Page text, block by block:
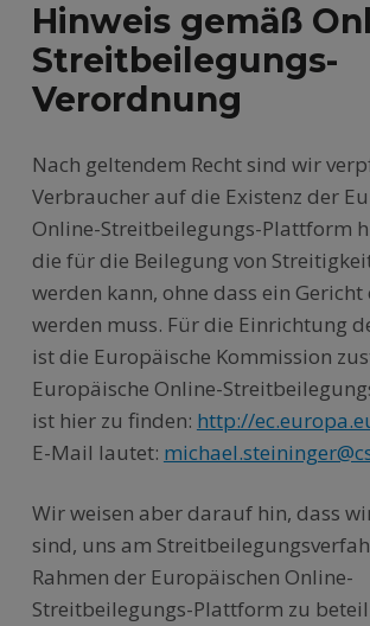
Hinweis gemäß
Streitbeilegungs-
Verordnung
Nach geltendem Recht sind wir
Verbraucher auf die Existenz der
Online-Streitbeilegungs-Plattform
die für die Beilegung von
werden kann, ohne dass ein
werden muss. Für die Einrichtung
ist die Europäische Kommission
Europäische Online-
ist hier zu finden: http://
E-Mail lautet:
Wir weisen aber darauf hin, dass
sind, uns am
Rahmen der Europäischen Online-
Streitbeilegungs-Plattform zu